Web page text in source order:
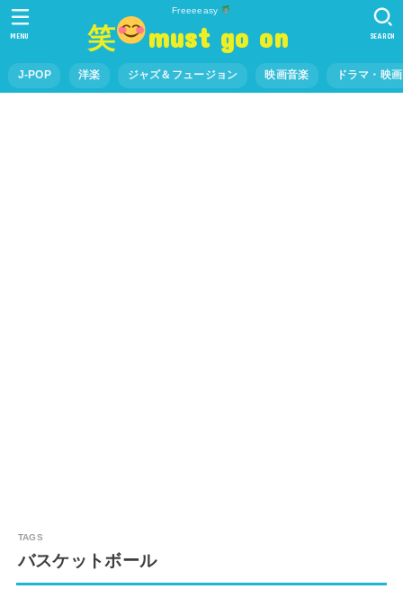
Freeeeasy
笑 must go on
J-POP 洋楽 ジャズ＆フュージョン 映画音楽 ドラマ・映
SEARCH
MENU
バスケットボール